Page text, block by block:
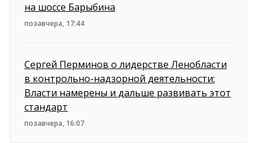
на шоссе Барыбина
позавчера, 17:44
Сергей Перминов о лидерстве Ленобласти
в контрольно-надзорной деятельности:
Власти намерены и дальше развивать этот
стандарт
позавчера, 16:07